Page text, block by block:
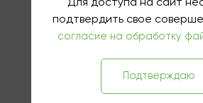
подтвердить свое
согласие на обработку
Подтверждаю